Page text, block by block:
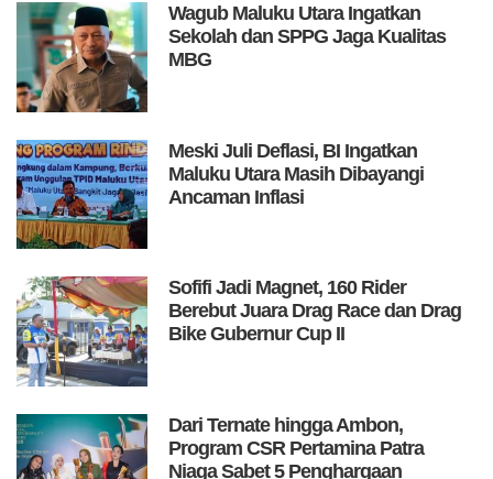
Wagub Maluku Utara Ingatkan
Sekolah dan SPPG Jaga Kualitas
MBG
Meski Juli Deflasi, BI Ingatkan
Maluku Utara Masih Dibayangi
Ancaman Inflasi
Sofifi Jadi Magnet, 160 Rider
Berebut Juara Drag Race dan Drag
Bike Gubernur Cup II
Dari Ternate hingga Ambon,
Program CSR Pertamina Patra
Niaga Sabet 5 Penghargaan